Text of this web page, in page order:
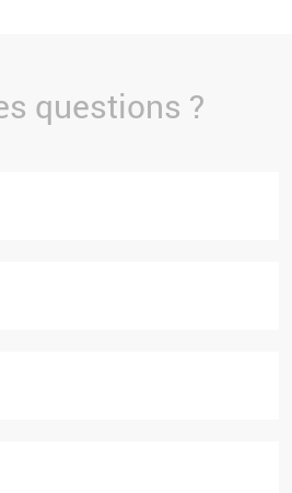
questions ?